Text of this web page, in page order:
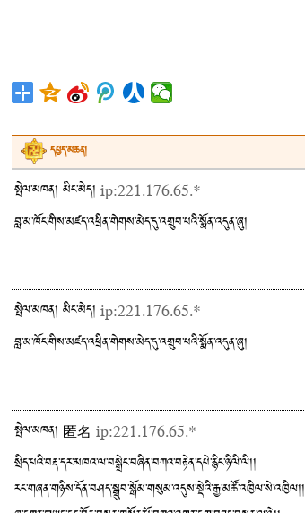
དཔྱད་མཆན།
སྤེལ་མཁན། མིང་མེད། ip:221.176.65.*
བླ་མ་ཁོང་གིས་མཛད་འཕྲིན་གེགས་མེད་དུ་འགྲུབ་པའི་སྨོན་འདུན་ཞུ།
སྤེལ་མཁན། མིང་མེད། ip:221.176.65.*
བླ་མ་ཁོང་གིས་མཛད་འཕྲིན་གེགས་མེད་དུ་འགྲུབ་པའི་སྨོན་འདུན་ཞུ།
སྤེལ་མཁན། 匿名 ip:221.176.65.*
སྲིད་པའི་བརྡ་དར་མཁའ་ལ་བསྒྲེང་བཞིན་བཀའ་བརྟེན་དཔེ་རྙིང་ཉི་ལི་ལི།།
རང་གཞན་གཉིས་དོན་བཤད་སྒྲུབ་སྒོམ་གསུམ་འདུས་སྡེའི་རྒྱ་མཚོ་འཁྱིལ་སེ་འཁྱིལ།།